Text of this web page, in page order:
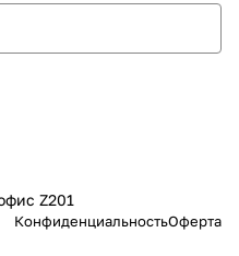
Z201
КонфиденциальностьОферта